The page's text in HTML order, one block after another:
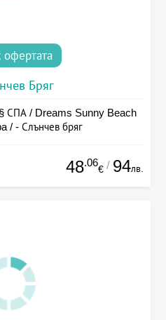
офертата
Бряг
СПА / Dreams Sunny Beach
/ - Слънчев бряг
48.06
€ / 94лв.